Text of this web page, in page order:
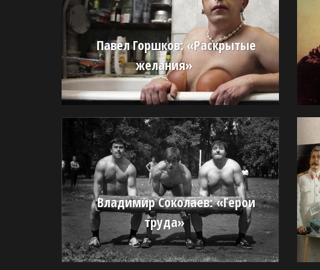
Павел Горшков: «Раскрытые
желания»
Владимир Соколаев: «Герои
труда»